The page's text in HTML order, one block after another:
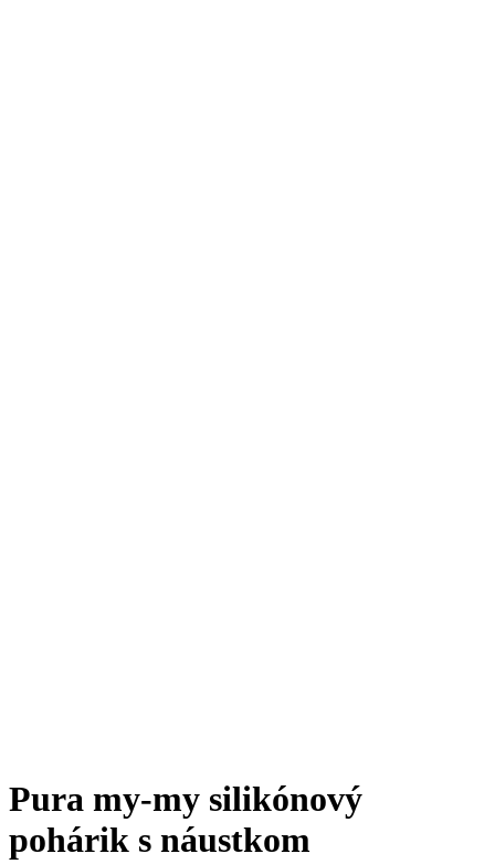
Pura my-my silikónový
pohárik s náustkom